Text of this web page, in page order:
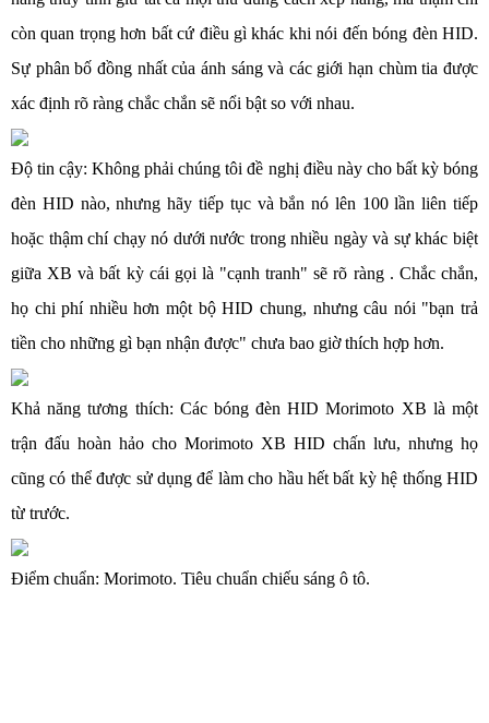
còn quan trọng hơn bất cứ điều gì khác khi nói đến bóng đèn HID.
Sự phân bố đồng nhất của ánh sáng và các giới hạn chùm tia được
xác định rõ ràng chắc chắn sẽ nổi bật so với nhau.
Độ tin cậy: Không phải chúng tôi đề nghị điều này cho bất kỳ bóng
đèn HID nào, nhưng hãy tiếp tục và bắn nó lên 100 lần liên tiếp
hoặc thậm chí chạy nó dưới nước trong nhiều ngày và sự khác biệt
giữa XB và bất kỳ cái gọi là "cạnh tranh" sẽ rõ ràng . Chắc chắn,
họ chi phí nhiều hơn một bộ HID chung, nhưng câu nói "bạn trả
tiền cho những gì bạn nhận được" chưa bao giờ thích hợp hơn.
Khả năng tương thích: Các bóng đèn HID Morimoto XB là một
trận đấu hoàn hảo cho Morimoto XB HID chấn lưu, nhưng họ
cũng có thể được sử dụng để làm cho hầu hết bất kỳ hệ thống HID
từ trước.
Điểm chuẩn: Morimoto. Tiêu chuẩn chiếu sáng ô tô.